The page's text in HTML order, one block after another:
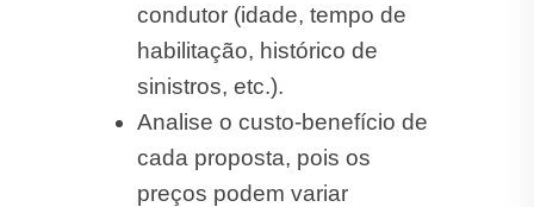
condutor (idade, tempo de
habilitação, histórico de
sinistros, etc.).
Analise o custo-benefício de
cada proposta, pois os
preços podem variar